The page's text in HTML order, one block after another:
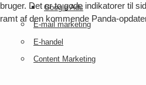
Google Ads
E-mail marketing
E-handel
Content Marketing
bruger. Det er to gode indikatorer til
ramt af den kommende Panda-